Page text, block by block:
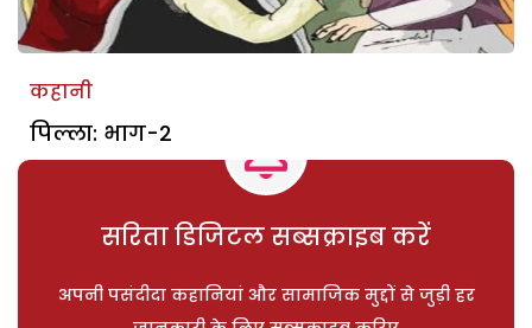
कहानी
पिल्ला: भाग-2
सरिता डिजिटल सब्सक्राइब करें
अपनी पसंदीदा कहानियां और सामाजिक मुद्दों से जुड़ी हर